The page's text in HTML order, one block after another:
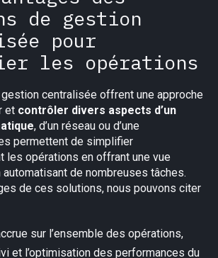
de gestion
pour
les opérations
centralisée offrent une approche
et contrôler divers aspects d’un
, d’un réseau ou d’une
permettent de simplifier
les opérations en offrant une vue
automatisant de nombreuses tâches.
de ces solutions, nous pouvons citer
sur l’ensemble des opérations,
et l’optimisation des performances du